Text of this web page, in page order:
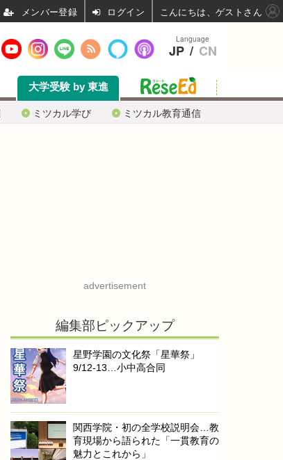
ミツカル学び ミツカル教育通信
大学受験 by 東進
advertisement
編集部ピックアップ
星野学園の文化祭「星華祭」
9/12-13…小中高合同
関西学院・初の全学校説明会…教
育現場から語られた「一貫教育の
魅力とこれから」
Language
JP / CN
ログイン こんにちは、ゲストさん